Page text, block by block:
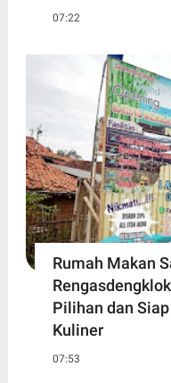
07:22
Rumah Makan
Pilihan dan
Kuliner
07:53